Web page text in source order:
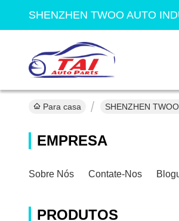
SHENZHEN TWOO AUTO
Para casa SHENZHEN
EMPRESA
Sobre Nós Contate-Nos
PRODUTOS